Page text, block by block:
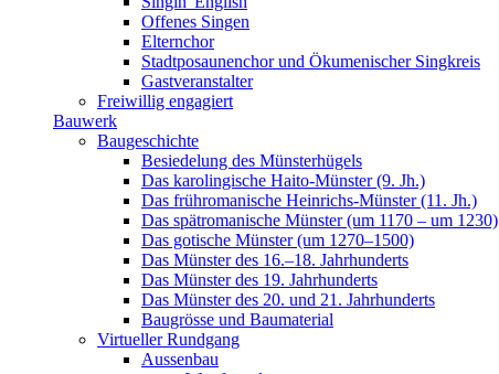
Offenes Singen
Elternchor
Stadtposaunenchor und Ökumenischer Singkreis
Gastveranstalter
Freiwillig engagiert
Bauwerk
Baugeschichte
Besiedelung des Münsterhügels
Das karolingische Haito-Münster (9. Jh.)
Das frühromanische Heinrichs-Münster (11. Jh.)
Das spätromanische Münster (um 1170 – um 1230)
Das gotische Münster (um 1270–1500)
Das Münster des 16.–18. Jahrhunderts
Das Münster des 19. Jahrhunderts
Das Münster des 20. und 21. Jahrhunderts
Baugrösse und Baumaterial
Virtueller Rundgang
Aussenbau